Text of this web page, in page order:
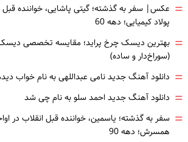
= عکس| سفر به گذشته؛ گیتی پاشایی، خواننده قبل
پولاد کیمیایی؛ دهه 60
= بهترین دیسک چرخ پراید؛ مقایسه تخصصی دیسک
(سوراخ‌دار و ساده)
= دانلود آهنگ جدید نامی عبداللهی به نام خواب
= دانلود آهنگ جدید احمد سلو به نام چی شد
= سفر به گذشته؛ یاسمین، خواننده قبل انقلاب در
همسرش؛ دهه 90